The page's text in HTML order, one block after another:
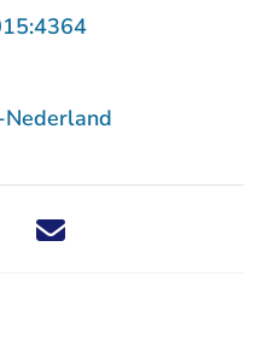
- U verlaat
dit nieuwsbericht via X -
Deel dit nieuwsbericht via
Deel dit nieuwsbericht
Deel dit